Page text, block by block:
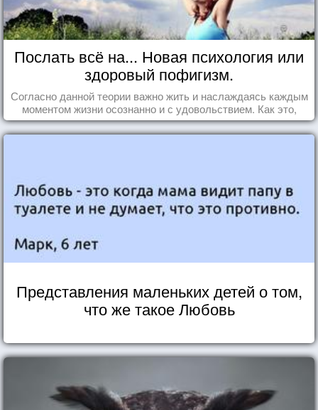
Послать всё на... Новая психология или
здоровый пофигизм.
Согласно данной теории важно жить и наслаждаясь каждым
моментом жизни осознанно и с удовольствием. Как это,
попробуем разобраться на реальных примерах.
Представления маленьких детей о том,
что же такое Любовь